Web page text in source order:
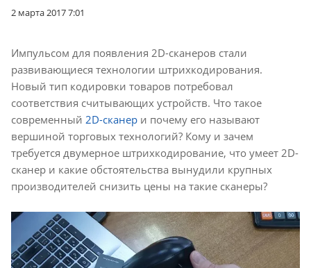
2 марта 2017 7:01
Импульсом для появления 2D-сканеров стали
развивающиеся технологии штрихкодирования.
Новый тип кодировки товаров потребовал
соответствия считывающих устройств. Что такое
современный 2D-сканер и почему его называют
вершиной торговых технологий? Кому и зачем
требуется двумерное штрихкодирование, что умеет 2D-
сканер и какие обстоятельства вынудили крупных
производителей снизить цены на такие сканеры?